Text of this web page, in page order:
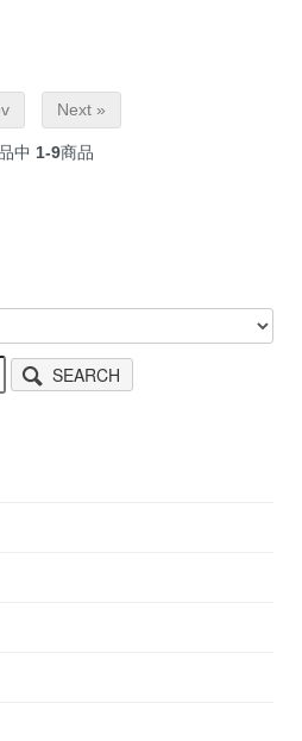
Next »
中 1-9商品
SEARCH